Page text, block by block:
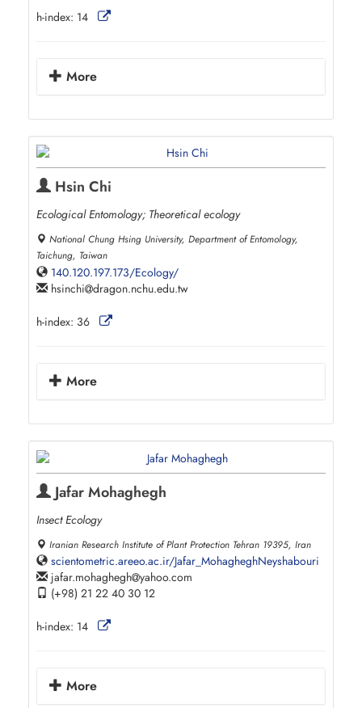
h-index: 14
More
Hsin Chi
Ecological Entomology; Theoretical ecology
National Chung Hsing University, Department of Entomology,
Taichung, Taiwan
140.120.197.173/Ecology/
hsinchi dragon.nchu.edu.tw
h-index: 36
More
Jafar Mohaghegh
Insect Ecology
Iranian Research Institute of Plant Protection Tehran 19395, Iran
scientometric.areeo.ac.ir/Jafar_MohagheghNeyshabouri
jafar.mohaghegh yahoo.com
(+98) 21 22 40 30 12
h-index: 14
More